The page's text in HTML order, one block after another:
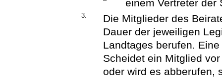
einem Vertreter der
3.
Die Mitglieder des
Dauer der jeweiligen
Landtages berufen.
Scheidet ein Mitglied
oder wird es abberufen,